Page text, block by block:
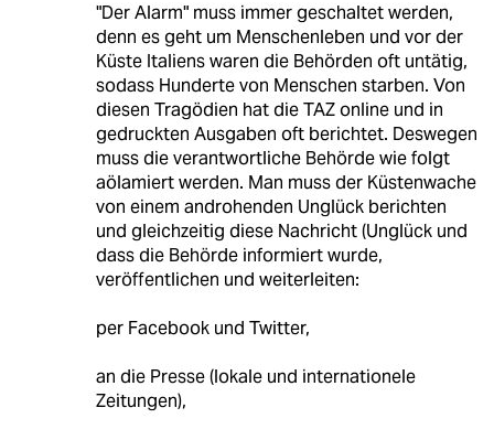
"Der Alarm" muss immer geschaltet werden,
denn es geht um Menschenleben und vor der
Küste Italiens waren die Behörden oft untätig,
sodass Hunderte von Menschen starben. Von
diesen Tragödien hat die TAZ online und in
gedruckten Ausgaben oft berichtet. Deswegen
muss die verantwortliche Behörde wie folgt
aölamiert werden. Man muss der Küstenwache
von einem androhenden Unglück berichten
und gleichzeitig diese Nachricht (Unglück und
dass die Behörde informiert wurde,
veröffentlichen und weiterleiten:
per Facebook und Twitter,
an die Presse (lokale und internationele
Zeitungen),